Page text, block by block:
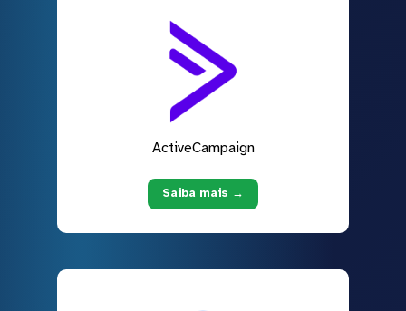
ActiveCampaign
Saiba mais →